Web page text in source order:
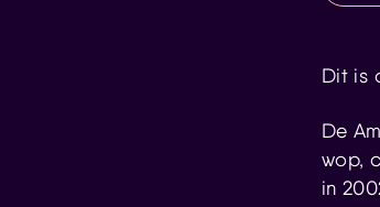
Dit is
De
wop,
in